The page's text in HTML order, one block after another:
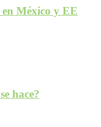
México y EE
hace?